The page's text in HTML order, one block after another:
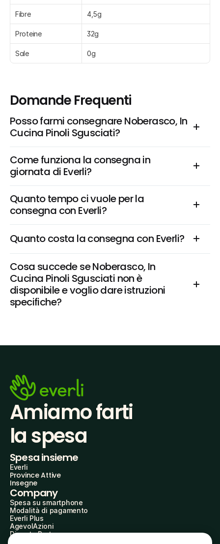
Fibre 4,5g
Proteine 32g
Sale 0g
Domande Frequenti
Posso farmi consegnare Noberasco, In
Cucina Pinoli Sgusciati?
Come funziona la consegna in
giornata di Everli?
Quanto tempo ci vuole per la
consegna con Everli?
Quanto costa la consegna con Everli?
Cosa succede se Noberasco, In
Cucina Pinoli Sgusciati non è
disponibile e voglio dare istruzioni
specifiche?
Amiamo farti
la spesa
Spesa insieme
Everli
Province Attive
Insegne
Company
Spesa su smartphone
Modalità di pagamento
Everli Plus
AgevolAzioni
Diventa Partner